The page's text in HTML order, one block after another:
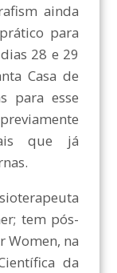
ainda
para
28 e 29
Casa de
para esse
que já
tem pós-
Women, na
da